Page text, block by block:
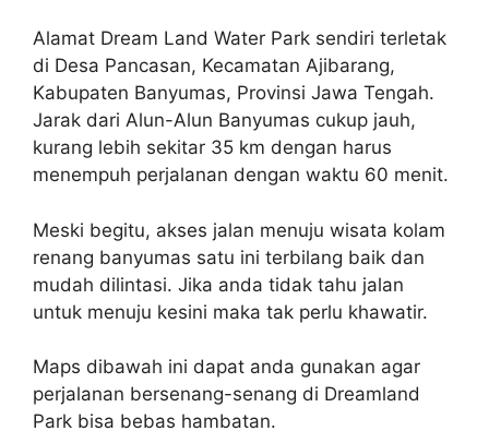
Alamat Dream Land Water Park sendiri terletak
di Desa Pancasan, Kecamatan Ajibarang,
Kabupaten Banyumas, Provinsi Jawa Tengah.
Jarak dari Alun-Alun Banyumas cukup jauh,
kurang lebih sekitar 35 km dengan harus
menempuh perjalanan dengan waktu 60 menit.
Meski begitu, akses jalan menuju wisata kolam
renang banyumas satu ini terbilang baik dan
mudah dilintasi. Jika anda tidak tahu jalan
untuk menuju kesini maka tak perlu khawatir.
Maps dibawah ini dapat anda gunakan agar
perjalanan bersenang-senang di Dreamland
Park bisa bebas hambatan.